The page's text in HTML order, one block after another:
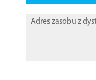
Adres zasobu z